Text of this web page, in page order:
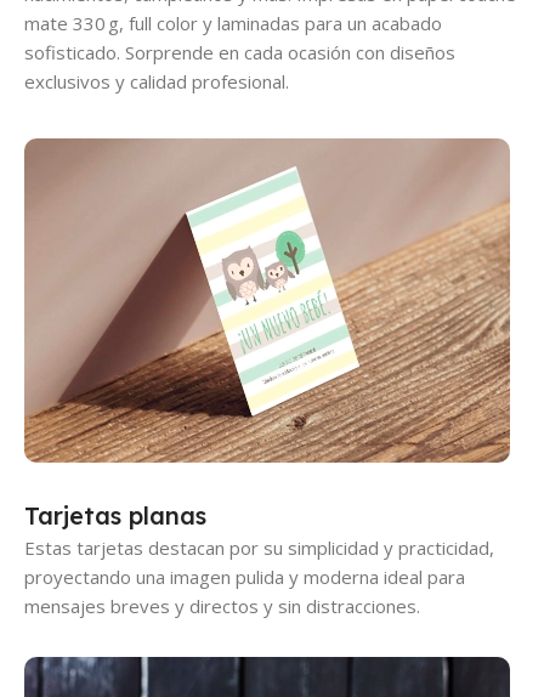
mate 330 g, full color y laminadas para un acabado
sofisticado. Sorprende en cada ocasión con diseños
exclusivos y calidad profesional.
Tarjetas planas
Estas tarjetas destacan por su simplicidad y practicidad,
proyectando una imagen pulida y moderna ideal para
mensajes breves y directos y sin distracciones.